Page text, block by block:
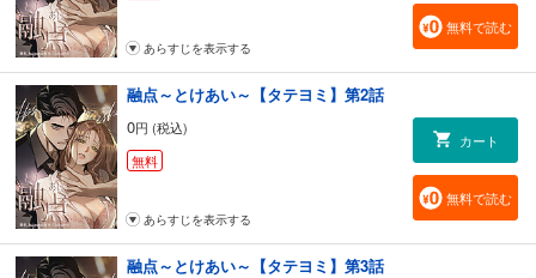
無料で読む
あらすじを表示する
融点～とけあい～【タテヨミ】第2話
0円 (税込)
無料
カート
無料で読む
あらすじを表示する
融点～とけあい～【タテヨミ】第3話